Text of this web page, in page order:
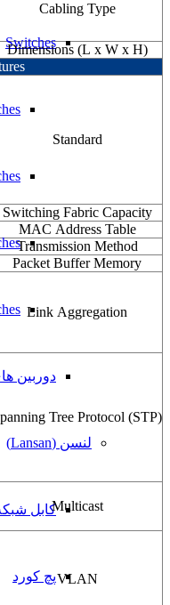
Switches
دوربین
لنسن (Lansan)
کابل
پچ کورد
Cabling Type
(Dimensions (L x W x H
Standard
Switching Fabric Capacity
MAC Address Table
Transmission Method
Packet Buffer Memory
Link Aggregation
(Spanning Tree Protocol (STP
Multicast
VLAN